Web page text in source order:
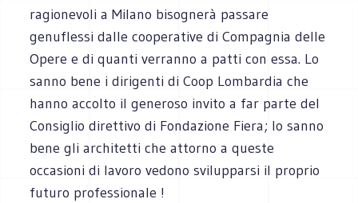
ragionevoli a Milano bisognerà passare
genuflessi dalle cooperative di Compagnia delle
Opere e di quanti verranno a patti con essa. Lo
sanno bene i dirigenti di Coop Lombardia che
hanno accolto il generoso invito a far parte del
Consiglio direttivo di Fondazione Fiera; lo sanno
bene gli architetti che attorno a queste
occasioni di lavoro vedono svilupparsi il proprio
futuro professionale !